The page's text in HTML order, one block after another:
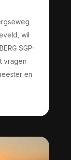
wil
SGP-
vragen
en